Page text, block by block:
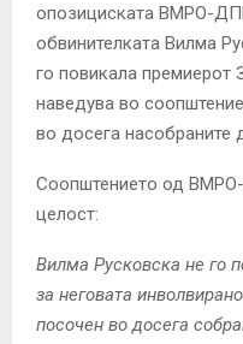
опозициската ВМРО-
обвинителката Вилма
го повикала премиерот
наведува во
во досега насобраните
Соопштението од
целост:
Вилма Русковска не го
за неговата
посочен во досега